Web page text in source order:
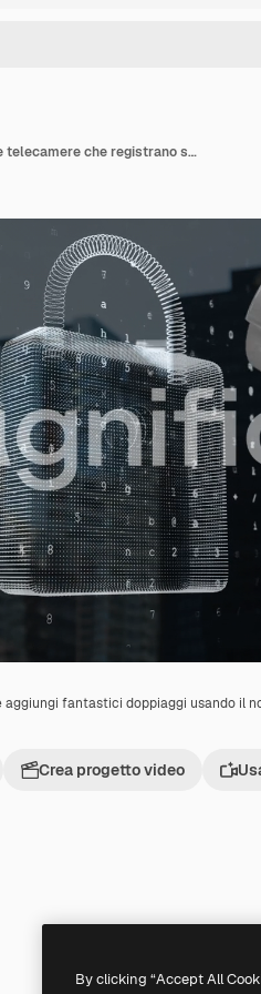
fantastici doppiaggi usando il
Crea progetto video
Animazione di un lucchetto di sicurezza online e telecamere che registrano sopra un paesaggio urbano sullo sfondo.
By clicking “Accept All